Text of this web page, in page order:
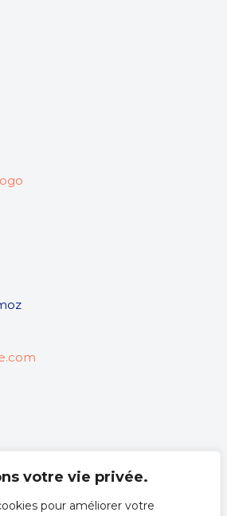
votre vie privée.
pour améliorer votre